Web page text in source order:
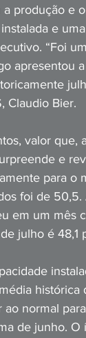
produção e
e
“Foi
apresentou
Claudio Bier.
valor que,
e
para o
foi de
em um mês
julho é 48,1
histórica
ao normal
de junho.